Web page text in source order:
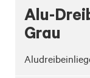
Alu-
Grau